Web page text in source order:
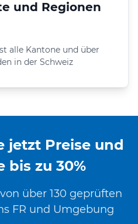
und Regionen
alle Kantone und über
in der Schweiz
jetzt Preise und
bis zu 30%
über 130 geprüften
FR und Umgebung